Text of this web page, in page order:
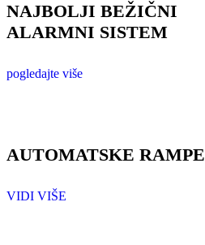
NAJBOLJI BEŽIČNI
ALARMNI SISTEM
pogledajte više
AUTOMATSKE RAMPE
VIDI VIŠE